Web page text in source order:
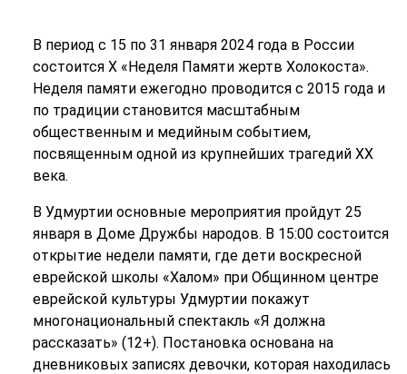
В период с 15 по 31 января 2024 года в России
состоится X «Неделя Памяти жертв Холокоста».
Неделя памяти ежегодно проводится с 2015 года и
по традиции становится масштабным
общественным и медийным событием,
посвященным одной из крупнейших трагедий ХХ
века.
В Удмуртии основные мероприятия пройдут 25
января в Доме Дружбы народов. В 15:00 состоится
открытие недели памяти, где дети воскресной
еврейской школы «Халом» при Общинном центре
еврейской культуры Удмуртии покажут
многонациональный спектакль «Я должна
рассказать» (12+). Постановка основана на
дневниковых записях девочки, которая находилась